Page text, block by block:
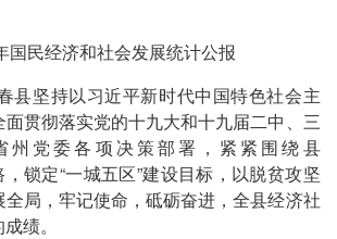
民经济和社会发展统计公报
坚持以习近平新时代中国特色社会主
面贯彻落实党的十九大和十九届二中、三
州党委各项决策部署，紧紧围绕县
，锁定“一城五区”建设目标，以脱贫攻坚
局，牢记使命，砥砺奋进，全县经济社
绩。